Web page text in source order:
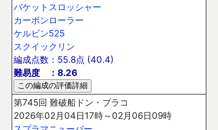
バケットスロッシャー
カーボンローラー
ケルビン525
スクイックリン
編成点数：55.8点 (40.4)
難易度 ：8.26
第745回 難破船ドン・ブラコ
2026年02月04日17時～02月06日09時